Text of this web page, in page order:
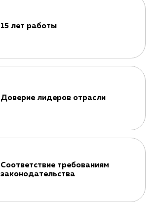
15 лет работы
Доверие лидеров отрасли
Соответствие требованиям
законодательства